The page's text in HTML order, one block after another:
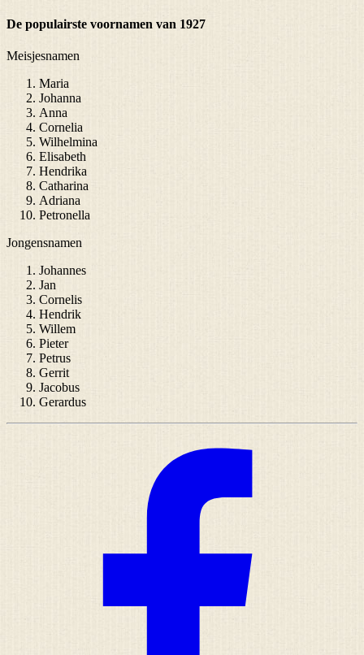
De populairste voornamen van 1927
Meisjesnamen
Maria
Johanna
Anna
Cornelia
Wilhelmina
Elisabeth
Hendrika
Catharina
Adriana
Petronella
Jongensnamen
Johannes
Jan
Cornelis
Hendrik
Willem
Pieter
Petrus
Gerrit
Jacobus
Gerardus